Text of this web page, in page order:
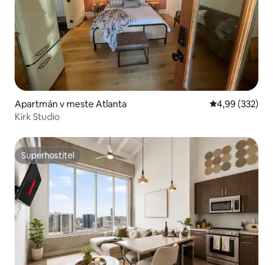
Apartmán v meste Atlanta Priemerné
4,99 (332)
Kirk Studio
Superhostiteľ
Superhostiteľ